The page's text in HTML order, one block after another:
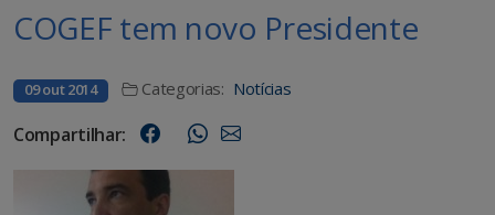
COGEF tem novo Presidente
09 out 2014 Categorias: Notícias
Compartilhar: